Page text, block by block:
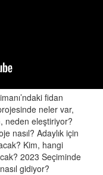
fidan
neler var,
neden eleştiriyor?
nasıl? Adaylık için
Kim, hangi
2023 Seçiminde
gidiyor?